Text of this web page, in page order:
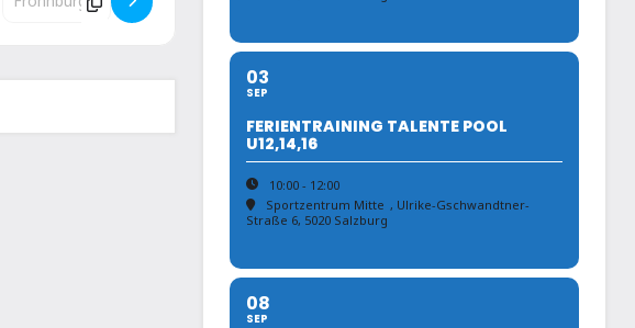
03
SEP
FERIENTRAINING TALENTE POOL
U12,14,16
10:00 - 12:00
Sportzentrum Mitte , Ulrike-Gschwandtner-
Straße 6, 5020 Salzburg
08
SEP